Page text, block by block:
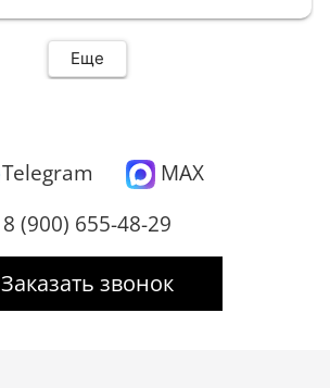
Еще
Telegram
MAX
8 (900) 655-48-29
Заказать звонок